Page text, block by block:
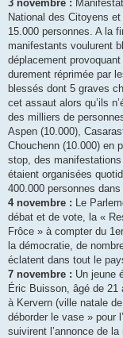
3 novembre :
National des Citoyens
15.000 personnes. A la
manifestants voulurent
déplacement
durement réprimée par
blessés dont 5 graves
cet assaut alors qu’ils
des milliers de
Aspen (10.000),
Chouchenn (10.000) en
stop, des
étaient organisées
400.000 personnes dans
4 novembre : Le
débat et de vote, la «
Frôce » à compter du
la démocratie, de
éclatent dans tout le
7 novembre : Un jeune
Éric Buisson, âgé de 21
à Kervern (ville natale
déborder le vase » pour
suivirent l’annonce de